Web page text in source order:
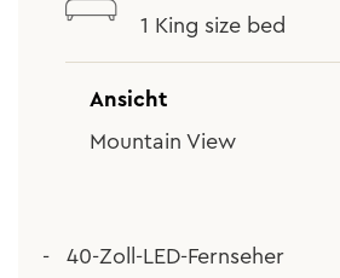
1 King size bed
Ansicht
Mountain View
40-Zoll-LED-Fernseher